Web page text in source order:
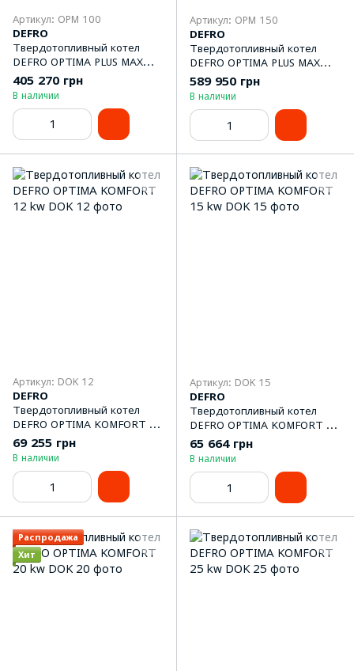
Артикул: OPM 100
DEFRO
Твердотопливный котел
DEFRO OPTIMA PLUS MAX
100 kw
405 270 грн
В наличии
Артикул: OPM 150
DEFRO
Твердотопливный котел
DEFRO OPTIMA PLUS MAX
150 kw
589 950 грн
В наличии
Артикул: DOK 12
DEFRO
Твердотопливный котел
DEFRO OPTIMA KOMFORT 12
kw
69 255 грн
В наличии
Артикул: DOK 15
DEFRO
Твердотопливный котел
DEFRO OPTIMA KOMFORT 15
kw
65 664 грн
В наличии
Распродажа
Хит